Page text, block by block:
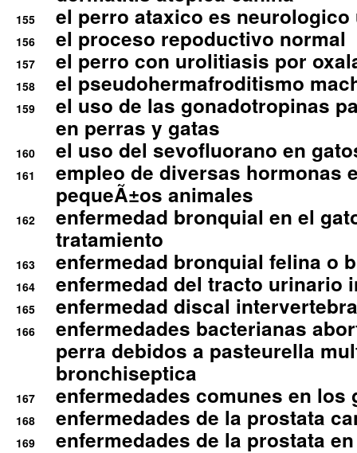
155 el perro ataxico es
156 el proceso repoductivo normal
157 el perro con urolitiasis por
158 el pseudohermafroditismo
159
el uso de las gonadotropinas
en perras y gatas
160 el uso del sevofluorano en
161
empleo de diversas hormonas
pequeÃ±os animales
162
enfermedad bronquial en el
tratamiento
163 enfermedad bronquial felina o
164 enfermedad del tracto urinario
165 enfermedad discal
166
enfermedades bacterianas
perra debidos a pasteurella
bronchiseptica
167 enfermedades comunes en los
168 enfermedades de la prostata
169 enfermedades de la prostata